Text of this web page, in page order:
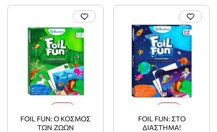
FOIL FUN: Ο ΚΟΣΜΟΣ
ΤΩΝ ΖΩΩΝ
FOIL FUN: ΣΤΟ
ΔΙΑΣΤΗΜΑ!